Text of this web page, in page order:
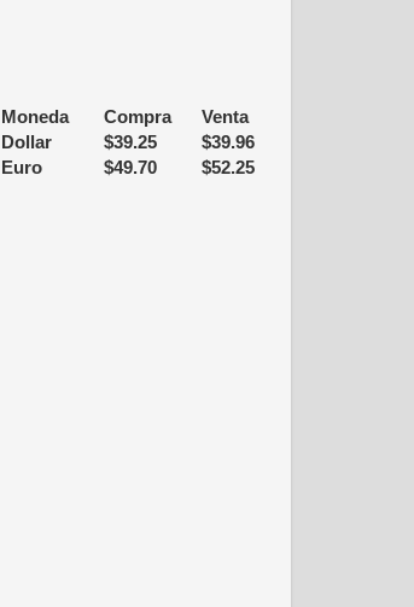
Moneda Compra
Venta
Dollar
$39.25 $39.96
Euro
$49.70 $52.25